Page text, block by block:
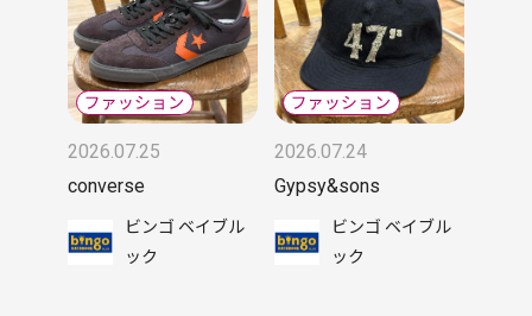
2026.07.25
converse
ビンゴ ベイブル
ック
2026.07.24
Gypsy&sons
ビンゴ ベイブル
ック